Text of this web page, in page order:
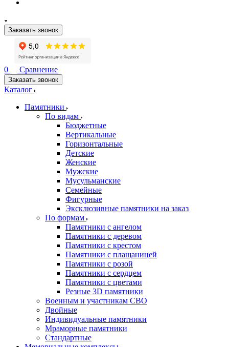
Заказать звонок
0 Сравнение
Заказать звонок
Каталог
Памятники
По видам
Бюджетные
Вертикальные
Горизонтальные
Детские
Женские
Мужские
Мусульманские
Семейные
Фигурные
Эксклюзивные памятники на заказ
По формам
Памятники с ангелом
Памятники с деревом
Памятники с крестом
Памятники с плащаницей
Памятники с розой
Памятники с сердцем
Памятники с цветами
Резные 3D памятники
Военным и участникам СВО
Двойные
Индивидуальные памятники
Мраморные памятники
Стандартные